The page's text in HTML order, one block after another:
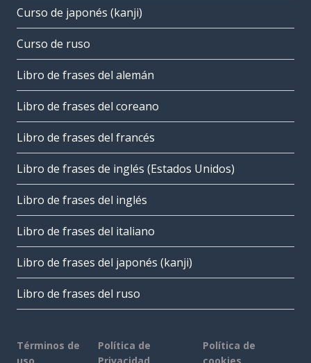
Curso de japonés (kanji)
Curso de ruso
Libro de frases del alemán
Libro de frases del coreano
Libro de frases del francés
Libro de frases de inglés (Estados Unidos)
Libro de frases del inglés
Libro de frases del italiano
Libro de frases del japonés (kanji)
Libro de frases del ruso
Términos de
Política de
Política de